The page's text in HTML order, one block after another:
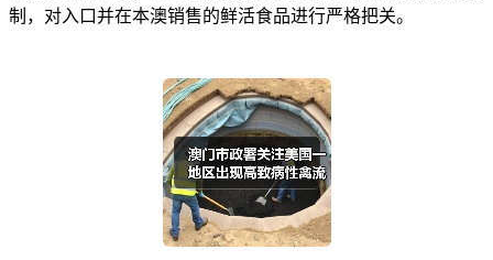
制，对入口并在本澳销售的鲜活食品进行严格把关。